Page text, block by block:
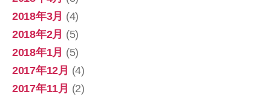
2018年3月 (4)
2018年2月 (5)
2018年1月 (5)
2017年12月 (4)
2017年11月 (2)